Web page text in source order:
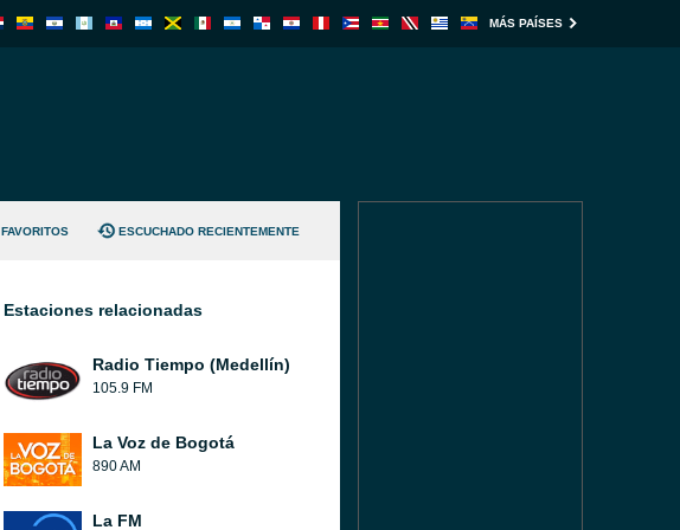
MÁS PAÍSES
FAVORITOS ESCUCHADO RECIENTEMENTE
Estaciones relacionadas
Radio Tiempo (Medellín)
105.9 FM
La Voz de Bogotá
890 AM
La FM